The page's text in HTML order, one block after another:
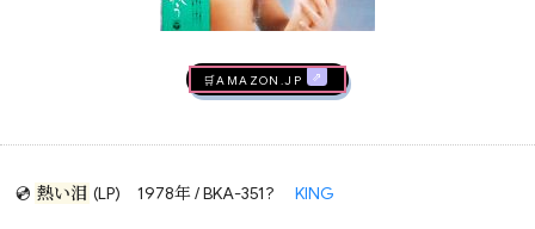
🛒AMAZON.jp
💿 熱い泪 (LP)1978年 / BKA-351?
KING